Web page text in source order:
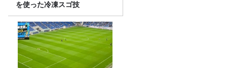
を使った冷凍スゴ技